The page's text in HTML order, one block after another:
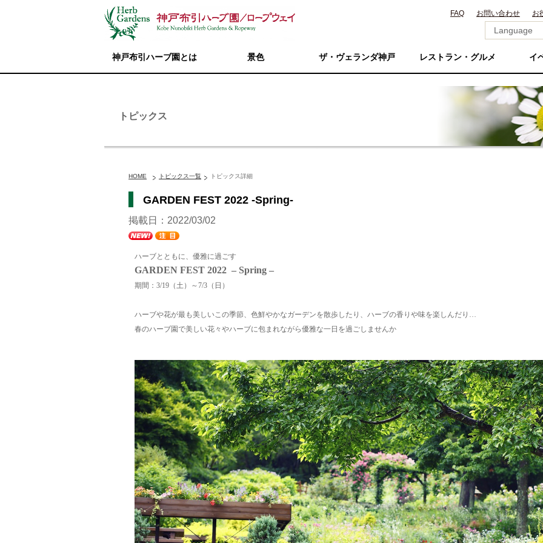
FAQ お問い合わせ お
神戸布引ハーブ園とは 景色 ザ・ヴェランダ神戸 レストラン・グルメ イ
トピックス
HOME トピックス一覧 トピックス詳細
GARDEN FEST 2022 -Spring-
掲載日：2022/03/02
ハーブとともに、優雅に過ごす
GARDEN FEST 2022 – Spring –
期間：3/19（土）～7/3（日）
ハーブや花が最も美しいこの季節、 色鮮やかなガーデンを散歩したり、ハーブの香りや味を楽しんだり…
春のハーブ園で美しい花々やハーブに包まれながら優雅な一日を過ごしませんか